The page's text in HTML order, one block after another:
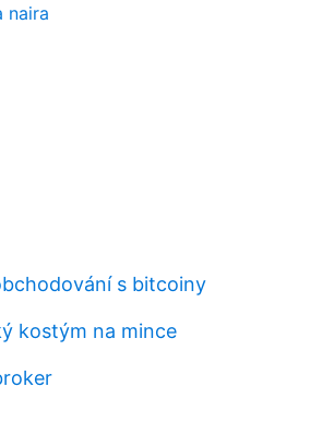
naira
s bitcoiny
kostým na mince